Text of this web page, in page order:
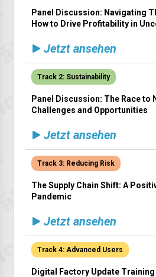
Panel Discussion: Navigating
How to Drive Profitability in
Jetzt ansehen
Track 2: Sustainability
Panel Discussion: The Race to
Challenges and Opportunities
Jetzt ansehen
Track 3: Reducing Risk
The Supply Chain Shift: A
Pandemic
Jetzt ansehen
Track 4: Advanced Users
Digital Factory Update Training